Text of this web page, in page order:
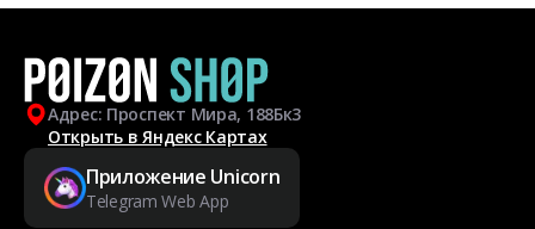
Адрес: Проспект Мира, 188Бк3
Открыть в Яндекс Картах
Приложение Unicorn
Telegram Web App